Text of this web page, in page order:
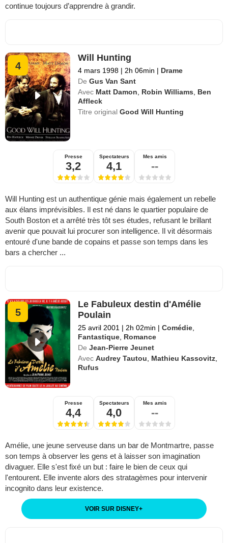
continue toujours d’apprendre à grandir.
4
Will Hunting
4 mars 1998 | 2h 06min | Drame
De Gus Van Sant
Avec Matt Damon Robin Williams
Ben
Affleck
Titre originalGood Will Hunting
Presse
3,2
Spectateurs
4,1
Mes amis
--
Will Hunting est un authentique génie mais également un rebelle
aux élans imprévisibles. Il est né dans le quartier populaire de
South Boston et a arrêté très tôt ses études, refusant le brillant
avenir que pouvait lui procurer son intelligence. Il vit désormais
entouré d'une bande de copains et passe son temps dans les
bars a chercher ...
5
Le Fabuleux destin d'Amélie
Poulain
25 avril 2001 | 2h 02min | Comédie
Fantastique Romance
De Jean-Pierre Jeunet
Avec Audrey Tautou Mathieu Kassovitz
Rufus
Presse
4,4
Spectateurs
4,0
Mes amis
--
Amélie, une jeune serveuse dans un bar de Montmartre, passe
son temps à observer les gens et à laisser son imagination
divaguer. Elle s'est fixé un but : faire le bien de ceux qui
l'entourent. Elle invente alors des stratagèmes pour intervenir
incognito dans leur existence.
VOIR SUR DISNEY+